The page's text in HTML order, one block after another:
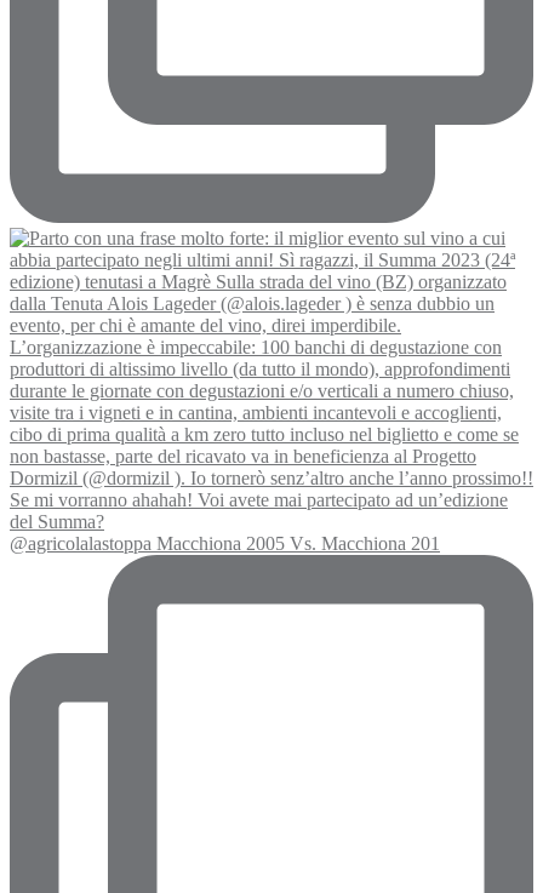
@agricolalastoppa Macchiona 2005 Vs. Macchiona 201